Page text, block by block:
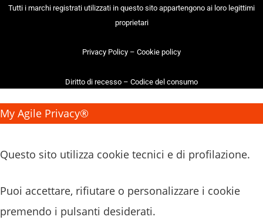
Tutti i marchi registrati utilizzati in questo sito appartengono ai loro legittimi
proprietari
Privacy Policy – Cookie policy
Diritto di recesso – Codice del consumo
My Agile Privacy®
Questo sito utilizza cookie tecnici e di profilazione.
Puoi accettare, rifiutare o personalizzare i cookie
premendo i pulsanti desiderati.